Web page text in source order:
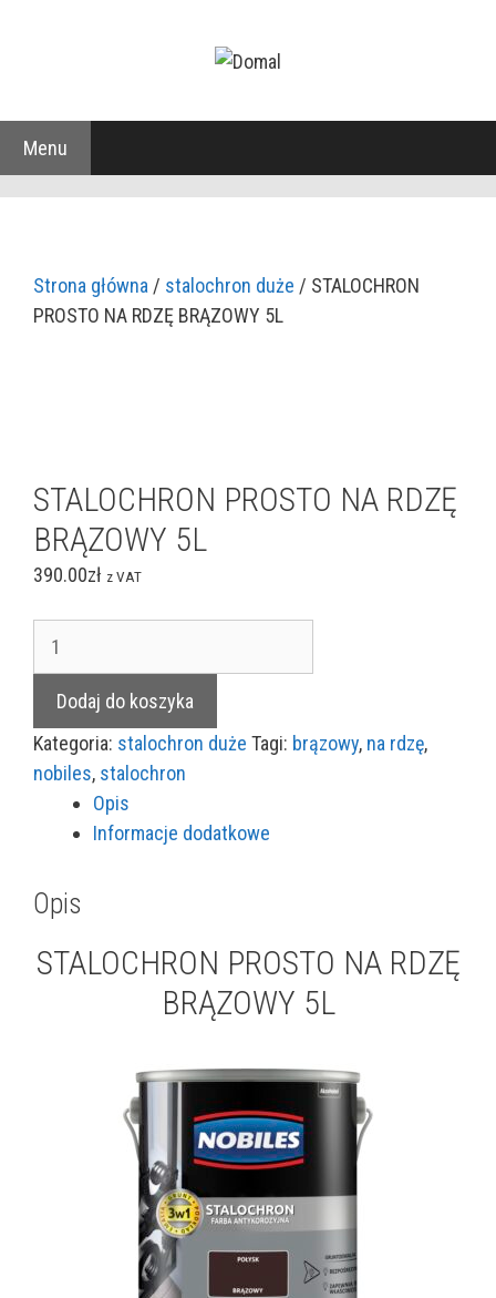
Menu
Strona główna / stalochron duże / STALOCHRON
PROSTO NA RDZĘ BRĄZOWY 5L
STALOCHRON PROSTO NA RDZĘ
BRĄZOWY 5L
390.00zł z VAT
PROSTO
NA
RDZĘ
BRĄZOWY
Dodaj do koszyka
Kategoria: stalochron duże Tagi: brązowy, na rdzę,
nobiles, stalochron
Opis
Informacje dodatkowe
Opis
STALOCHRON PROSTO NA RDZĘ
BRĄZOWY 5L